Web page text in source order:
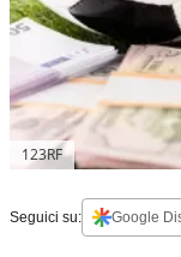
123RF
Seguici su: Google